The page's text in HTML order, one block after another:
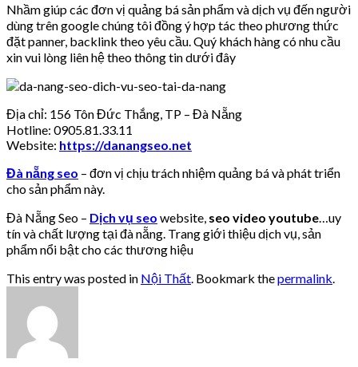
Nhầm giúp các đơn vị quảng bá sản phẩm và dịch vụ đến người
dùng trên google chúng tôi đồng ý hợp tác theo phương thức
đặt panner, backlink theo yêu cầu. Quý khách hàng có nhu cầu
xin vui lòng liên hệ theo thông tin dưới đây
Địa chỉ: 156 Tôn Đức Thắng, TP – Đà Nẵng
Hotline: 0905.81.33.11
Website: https://danangseo.net
Đà nẵng seo – đơn vị chịu trách nhiệm quảng bá và phát triển
cho sản phẩm này.
Đà Nẵng Seo – Dịch vụ seo website, seo video youtube…uy
tín và chất lượng tại đà nẵng. Trang giới thiệu dịch vụ, sản
phẩm nổi bật cho các thương hiệu
This entry was posted in Nội Thất. Bookmark thepermalink.